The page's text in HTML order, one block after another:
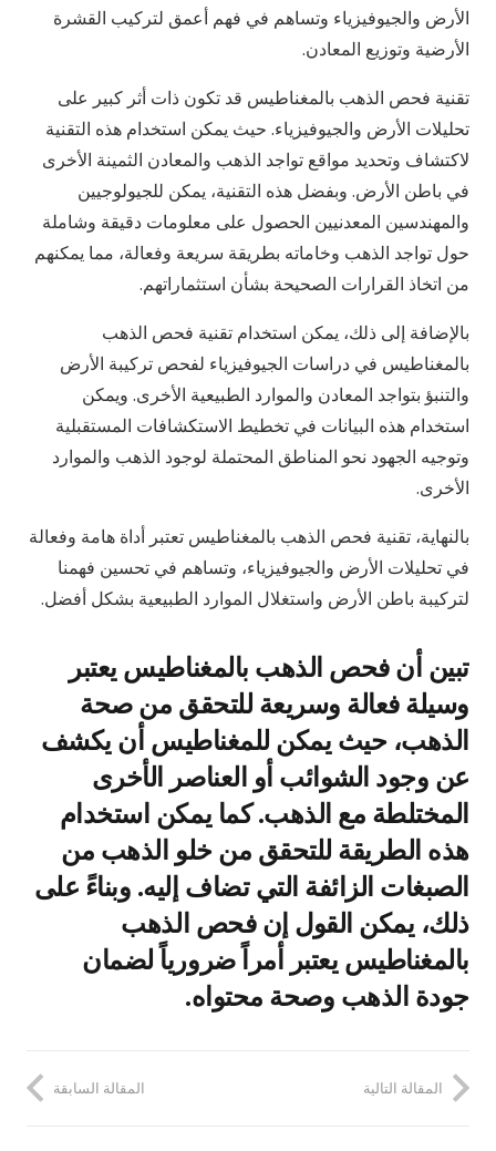
الأرض والجيوفيزياء وتساهم في فهم أعمق لتركيب القشرة
الأرضية وتوزيع المعادن.
تقنية فحص الذهب بالمغناطيس قد تكون ذات أثر كبير على
تحليلات الأرض والجيوفيزياء. حيث يمكن استخدام هذه التقنية
لاكتشاف وتحديد مواقع تواجد الذهب والمعادن الثمينة الأخرى
في باطن الأرض. وبفضل هذه التقنية، يمكن للجيولوجيين
والمهندسين المعدنيين الحصول على معلومات دقيقة وشاملة
حول تواجد الذهب وخاماته بطريقة سريعة وفعالة، مما يمكنهم
من اتخاذ القرارات الصحيحة بشأن استثماراتهم.
بالإضافة إلى ذلك، يمكن استخدام تقنية فحص الذهب
بالمغناطيس في دراسات الجيوفيزياء لفحص تركيبة الأرض
والتنبؤ بتواجد المعادن والموارد الطبيعية الأخرى. ويمكن
استخدام هذه البيانات في تخطيط الاستكشافات المستقبلية
وتوجيه الجهود نحو المناطق المحتملة لوجود الذهب والموارد
الأخرى.
بالنهاية، تقنية فحص الذهب بالمغناطيس تعتبر أداة هامة وفعالة
في تحليلات الأرض والجيوفيزياء، وتساهم في تحسين فهمنا
لتركيبة باطن الأرض واستغلال الموارد الطبيعية بشكل أفضل.
تبين أن فحص الذهب بالمغناطيس يعتبر
وسيلة فعالة وسريعة للتحقق من صحة
الذهب، حيث يمكن للمغناطيس أن يكشف
عن وجود الشوائب أو العناصر الأخرى
المختلطة مع الذهب. كما يمكن استخدام
هذه الطريقة للتحقق من خلو الذهب من
الصبغات الزائفة التي تضاف إليه. وبناءً على
ذلك، يمكن القول إن فحص الذهب
بالمغناطيس يعتبر أمراً ضرورياً لضمان
جودة الذهب وصحة محتواه.
المقالة السابقة المقالة التالية